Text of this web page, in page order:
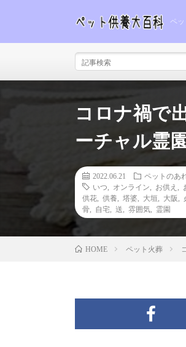
ペ
コロナ禍で
ーチャル霊
2022.06.21
ペットのあ
いつ
オンライン お供え
供花
供養 塔婆 大垣 大阪
骨
自宅 送 雰囲気 霊園
HOME ペット火葬